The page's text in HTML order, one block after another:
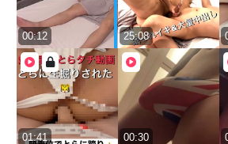
00:12 25:08
01:41 00:30